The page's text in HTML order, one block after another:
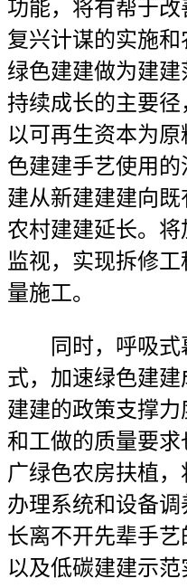
功能，将有帮于
复兴计谋的实施和
绿色建建做为建
持续成长的主要径
以可再生资本为
色建建手艺使用
建从新建建建向
农村建建延长。
监视，实现拆修
量施工。
同时，呼吸式
式，加速绿色建
建建的政策支撑
和工做的质量要
广绿色农房扶植
办理系统和设备
长离不开先辈手
以及低碳建建示范